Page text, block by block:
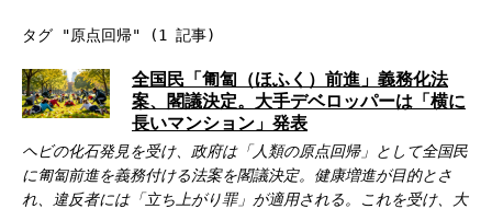
タグ "原点回帰" (1 記事)
全国民「匍匐（ほふく）前進」義務化法
案、閣議決定。大手デベロッパーは「横に
長いマンション」発表
ヘビの化石発見を受け、政府は「人類の原点回帰」として全国民
に匍匐前進を義務付ける法案を閣議決定。健康増進が目的とさ
れ、違反者には「立ち上がり罪」が適用される。これを受け、大